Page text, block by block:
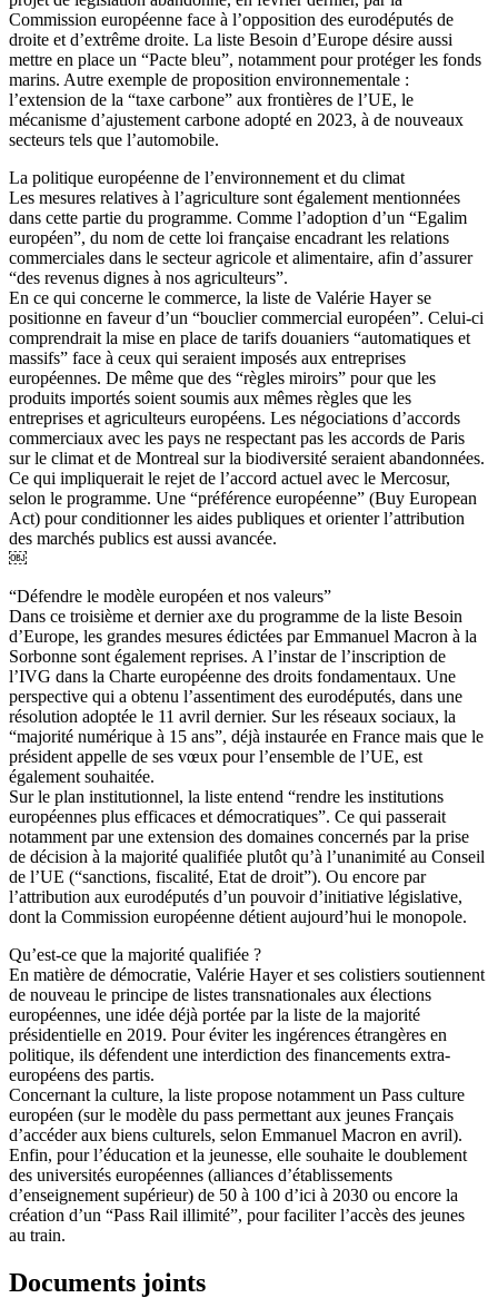
Commission européenne face à l’opposition des eurodéputés de
droite et d’extrême droite. La liste Besoin d’Europe désire aussi
mettre en place un “Pacte bleu”, notamment pour protéger les fonds
marins. Autre exemple de proposition environnementale :
l’extension de la “taxe carbone” aux frontières de l’UE, le
mécanisme d’ajustement carbone adopté en 2023, à de nouveaux
secteurs tels que l’automobile.
La politique européenne de l’environnement et du climat
Les mesures relatives à l’agriculture sont également mentionnées
dans cette partie du programme. Comme l’adoption d’un “Egalim
européen”, du nom de cette loi française encadrant les relations
commerciales dans le secteur agricole et alimentaire, afin d’assurer
“des revenus dignes à nos agriculteurs”.
En ce qui concerne le commerce, la liste de Valérie Hayer se
positionne en faveur d’un “bouclier commercial européen”. Celui-ci
comprendrait la mise en place de tarifs douaniers “automatiques et
massifs” face à ceux qui seraient imposés aux entreprises
européennes. De même que des “règles miroirs” pour que les
produits importés soient soumis aux mêmes règles que les
entreprises et agriculteurs européens. Les négociations d’accords
commerciaux avec les pays ne respectant pas les accords de Paris
sur le climat et de Montreal sur la biodiversité seraient abandonnées.
Ce qui impliquerait le rejet de l’accord actuel avec le Mercosur,
selon le programme. Une “préférence européenne” (Buy European
Act) pour conditionner les aides publiques et orienter l’attribution
des marchés publics est aussi avancée.
￼
“Défendre le modèle européen et nos valeurs”
Dans ce troisième et dernier axe du programme de la liste Besoin
d’Europe, les grandes mesures édictées par Emmanuel Macron à la
Sorbonne sont également reprises. A l’instar de l’inscription de
l’IVG dans la Charte européenne des droits fondamentaux. Une
perspective qui a obtenu l’assentiment des eurodéputés, dans une
résolution adoptée le 11 avril dernier. Sur les réseaux sociaux, la
“majorité numérique à 15 ans”, déjà instaurée en France mais que le
président appelle de ses vœux pour l’ensemble de l’UE, est
également souhaitée.
Sur le plan institutionnel, la liste entend “rendre les institutions
européennes plus efficaces et démocratiques”. Ce qui passerait
notamment par une extension des domaines concernés par la prise
de décision à la majorité qualifiée plutôt qu’à l’unanimité au Conseil
de l’UE (“sanctions, fiscalité, Etat de droit”). Ou encore par
l’attribution aux eurodéputés d’un pouvoir d’initiative législative,
dont la Commission européenne détient aujourd’hui le monopole.
Qu’est-ce que la majorité qualifiée ?
En matière de démocratie, Valérie Hayer et ses colistiers soutiennent
de nouveau le principe de listes transnationales aux élections
européennes, une idée déjà portée par la liste de la majorité
présidentielle en 2019. Pour éviter les ingérences étrangères en
politique, ils défendent une interdiction des financements extra-
européens des partis.
Concernant la culture, la liste propose notamment un Pass culture
européen (sur le modèle du pass permettant aux jeunes Français
d’accéder aux biens culturels, selon Emmanuel Macron en avril).
Enfin, pour l’éducation et la jeunesse, elle souhaite le doublement
des universités européennes (alliances d’établissements
d’enseignement supérieur) de 50 à 100 d’ici à 2030 ou encore la
création d’un “Pass Rail illimité”, pour faciliter l’accès des jeunes
au train.
Documents joints